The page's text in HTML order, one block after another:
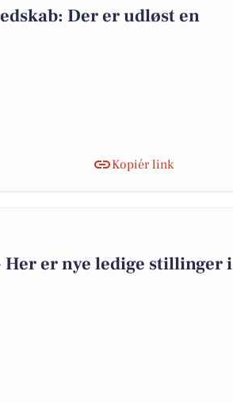
Der er udløst en
Kopiér link
Her er nye ledige stillinger i